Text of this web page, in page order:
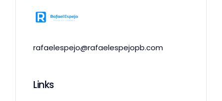
rafaelespejo@rafaelespejopb.com
Links